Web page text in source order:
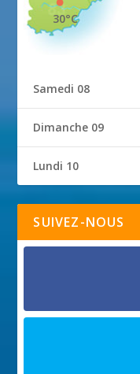
30°C
Samedi 08
Dimanche 09
Lundi 10
SUIVEZ-NOUS